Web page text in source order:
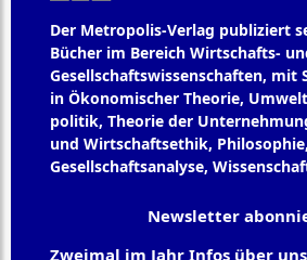
Der Metropolis-Verlag publiziert
Bücher im Bereich Wirtschafts-
Gesellschaftswissenschaften, mit
in Ökonomischer Theorie,
politik, Theorie der
und Wirtschaftsethik, Philosophie,
Gesellschaftsanalyse,
Newsletter
Zweimal im Jahr Infos über